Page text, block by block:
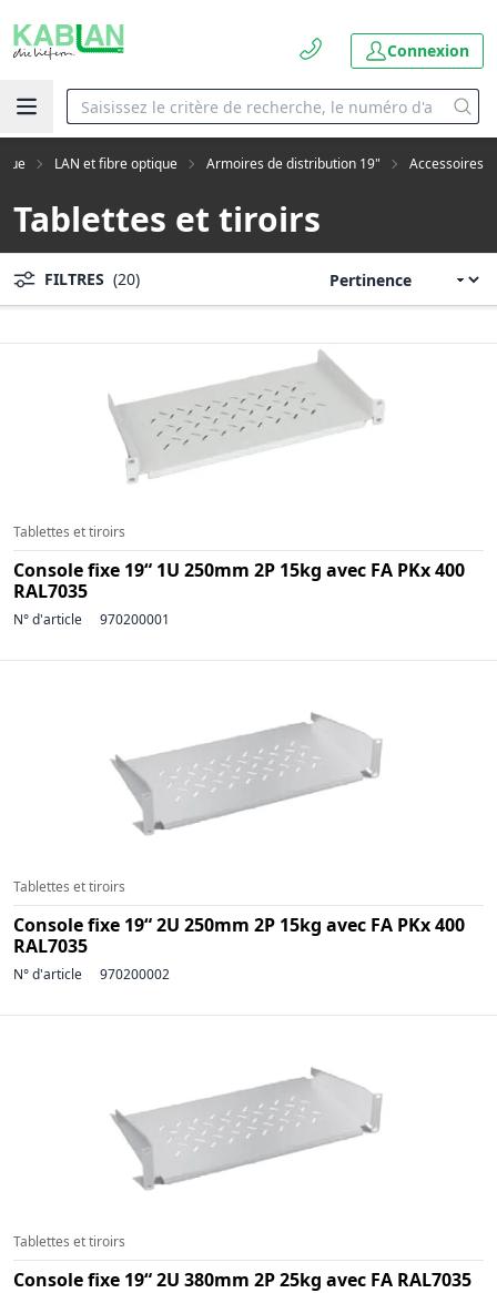
Connexion
LAN et fibre optique Armoires de distribution 19" Accessoires
Tablettes et tiroirs
FILTRES (20)
Tablettes et tiroirs
Console fixe 19“ 1U 250mm 2P 15kg avec FA PKx 400
RAL7035
N° d'article 970200001
Tablettes et tiroirs
Console fixe 19“ 2U 250mm 2P 15kg avec FA PKx 400
RAL7035
N° d'article 970200002
Tablettes et tiroirs
Console fixe 19“ 2U 380mm 2P 25kg avec FA RAL7035